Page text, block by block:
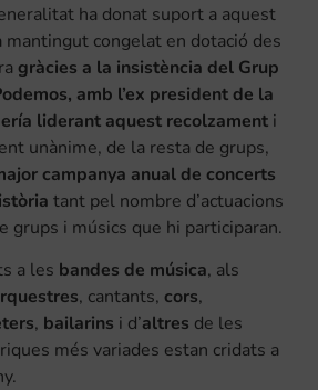
ha donat suport a aquest
mantingut congelat en dotació des
gràcies a la insistència del Grup
amb l’ex president de la
liderant aquest recolzament i
unànime, de la resta de grups,
campanya anual de concerts
tant pel nombre d’actuacions
grups i músics que hi participaran.
a les bandes de música, als
, cantants, cors,
, bailarins i d’altres de les
més variades estan cridats a